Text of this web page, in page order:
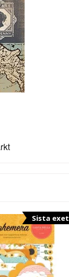
Sista exet